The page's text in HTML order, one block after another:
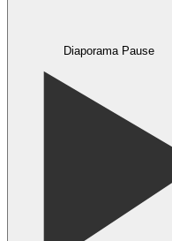
Diaporama Pause